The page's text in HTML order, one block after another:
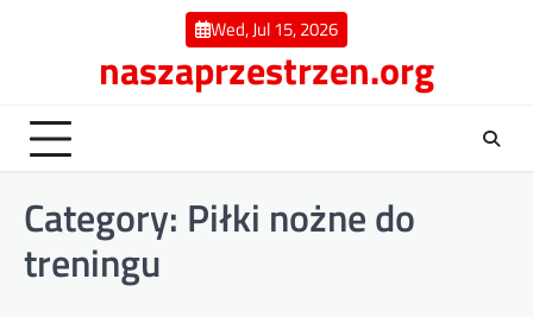
Wed, Jul 15, 2026
naszaprzestrzen.org
Category: Piłki nożne do
treningu